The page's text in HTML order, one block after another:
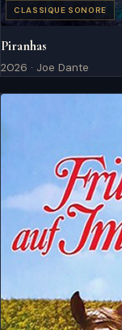
CLASSIQUE SONORE
Piranhas
2026 · Joe Dante